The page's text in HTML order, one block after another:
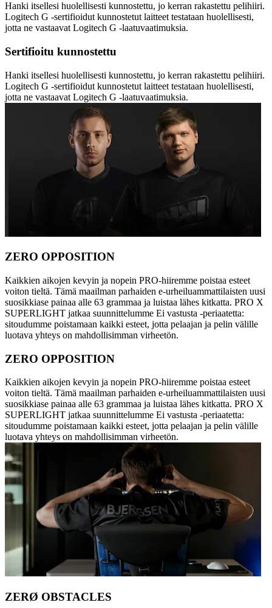
Hanki itsellesi huolellisesti kunnostettu, jo kerran rakastettu pelihiiri.
Logitech G -sertifioidut kunnostetut laitteet testataan huolellisesti,
jotta ne vastaavat Logitech G -laatuvaatimuksia.
Sertifioitu kunnostettu
Hanki itsellesi huolellisesti kunnostettu, jo kerran rakastettu pelihiiri.
Logitech G -sertifioidut kunnostetut laitteet testataan huolellisesti,
jotta ne vastaavat Logitech G -laatuvaatimuksia.
ZERO OPPOSITION
Kaikkien aikojen kevyin ja nopein PRO-hiiremme poistaa esteet
voiton tieltä. Tämä maailman parhaiden e-urheiluammattilaisten uusi
suosikkiase painaa alle 63 grammaa ja luistaa lähes kitkatta. PRO X
SUPERLIGHT jatkaa suunnittelumme Ei vastusta -periaatetta:
sitoudumme poistamaan kaikki esteet, jotta pelaajan ja pelin välille
luotava yhteys on mahdollisimman virheetön.
ZERO OPPOSITION
Kaikkien aikojen kevyin ja nopein PRO-hiiremme poistaa esteet
voiton tieltä. Tämä maailman parhaiden e-urheiluammattilaisten uusi
suosikkiase painaa alle 63 grammaa ja luistaa lähes kitkatta. PRO X
SUPERLIGHT jatkaa suunnittelumme Ei vastusta -periaatetta:
sitoudumme poistamaan kaikki esteet, jotta pelaajan ja pelin välille
luotava yhteys on mahdollisimman virheetön.
ZERØ OBSTACLES